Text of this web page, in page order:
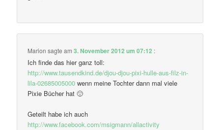
Marion sagte am3. November 2012 um 07:12 :
Ich finde das hier ganz toll:
http://www.tausendkind.de/djou-djou-pixi-hulle-aus-filz-in-
lila-02685005000 wenn meine Tochter dann mal viele
Pixie Bücher hat 🙂
Geteilt habe ich auch
http://www.facebook.com/msigmann/allactivity